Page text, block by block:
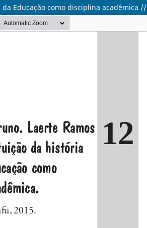
da Educação como disciplina acadêmica //